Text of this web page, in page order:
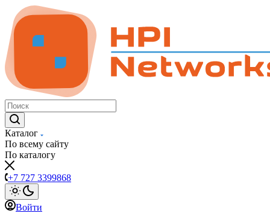
Каталог
По всему сайту
По каталогу
+7 727 3399868
Войти